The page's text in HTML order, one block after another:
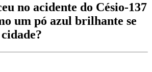
no acidente do Césio-137
um pó azul brilhante se